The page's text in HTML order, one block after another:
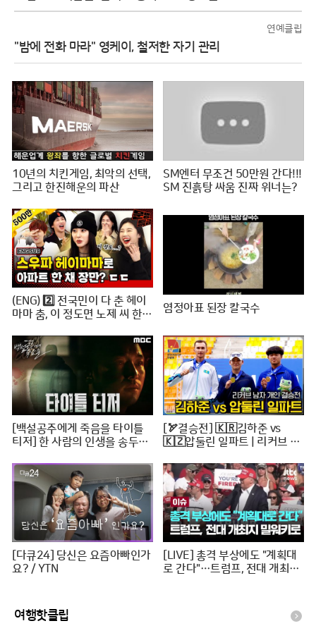
연예클립
"밤에 전화 마라" 영케이, 철저한 자기 관리
10년의 치킨게임, 최악의 선택,
그리고 한진해운의 파산
SM엔터 무조건 50만원 간다!!!
SM 진흙탕 싸움 진짜 위너는?
(ENG) 2️⃣ 전국민이 다 춘 헤이
마마 춤, 이 정도면 노제 씨 한강
지? (순수한 궁금증) / [문명특
급 EP.222-2]
염정아표 된장 칼국수
[백설공주에게 죽음을 타이틀
티저] 한 사람의 인생을 송두리
0816 방송
[🏹결승전] 🇰🇷김하준 vs
🇰🇿압둘린 일파트 | 리커브 남
3차 양궁대회]
[다큐24] 당신은 요즘아빠인가
요? / YTN
[LIVE] 총격 부상에도 "계획대
로 간다"…트럼프, 전대 개최지
여행핫클립